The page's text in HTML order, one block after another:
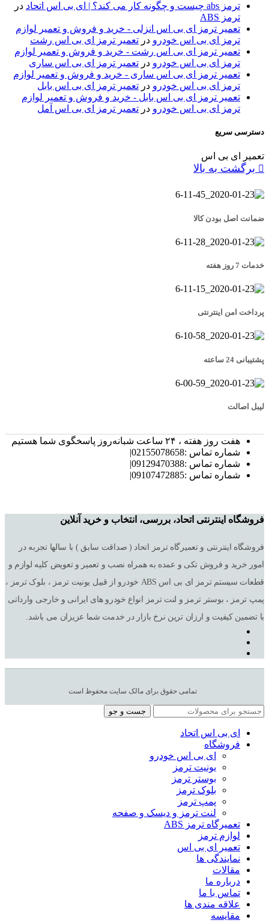
ترمز abs چیست و چگونه کار می کند؟ | ای بی اس اتحاد
در
ترمز ABS
تعمیر ترمز ای بی اس انزلی - خرید و فروش و تعمیر لوازم
ترمز ای بی اس خودرو در تعمیر ترمز ای بی اس رشت
تعمیر ترمز ای بی اس رشت - خرید و فروش و تعمیر لوازم
ترمز ای بی اس خودرو در تعمیر ترمز ای بی اس ساری
تعمیر ترمز ای بی اس ساری - خرید و فروش و تعمیر لوازم
ترمز ای بی اس خودرو در تعمیر ترمز ای بی اس بابل
تعمیر ترمز ای بی اس بابل - خرید و فروش و تعمیر لوازم
ترمز ای بی اس خودرو در تعمیر ترمز ای بی اس آمل
دسترسی سریع
تعمیر ای بی اس
برگشت به بالا
ضمانت اصل بودن کالا
خدمات 7 روز هفته
پرداخت امن اینترنتی
پشتیبانی 24 ساعته
لیبل اصالت
هفت روز هفته ، ۲۴ ساعت شبانه‌روز پاسخگوی شما هستیم
شماره تماس :02155078658|
شماره تماس :09129470388|
شماره تماس :09107472885|
فروشگاه اینترنتی اتحاد، بررسی، انتخاب و خرید آنلاین
فروشگاه اینترنتی و تعمیرگاه ترمز اتحاد ( صداقت سابق ) با سالها تجربه در
امور خرید و فروش تکی و عمده به همراه نصب و تعمیر و تعویض کلیه لوازم و
قطعات سیستم ترمز ای بی اس ABS خودرو از قبیل یونیت ترمز ، بلوک ترمز ،
پمپ ترمز ، بوستر ترمز و لنت ترمز انواع خودرو های ایرانی و خارجی وارداتی
با تضمین کیفیت و ارزان ترین نرخ بازار در خدمت شما عزیزان می باشد.
تمامی حقوق برای مالک سایت محفوظ است
جست و جو
ای بی اس اتحاد
فروشگاه
ای بی اس خودرو
یونیت ترمز
بوستر ترمز
بلوک ترمز
پمپ ترمز
لنت ترمز و دیسک و صفحه
تعمیرگاه ترمز ABS
لوازم ترمز
تعمیر ای بی اس
نمایندگی ها
مقالات
درباره ما
تماس با ما
علاقه مندی ها
مقایسه